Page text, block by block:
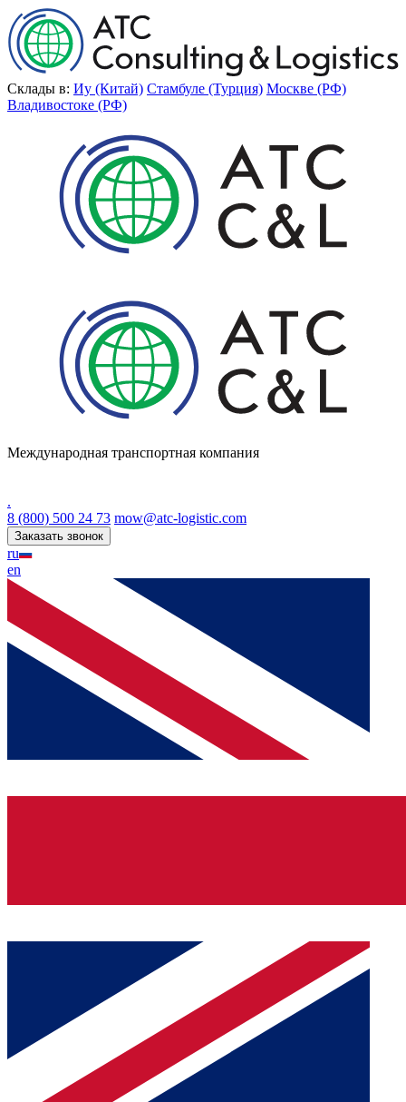
Склады в: Иу (Китай) Стамбуле (Турция) Москве (РФ)
Владивостоке (РФ)
Международная транспортная компания
.
8 (800) 500 24 73 mow@atc-logistic.com
Заказать звонок
ru
en